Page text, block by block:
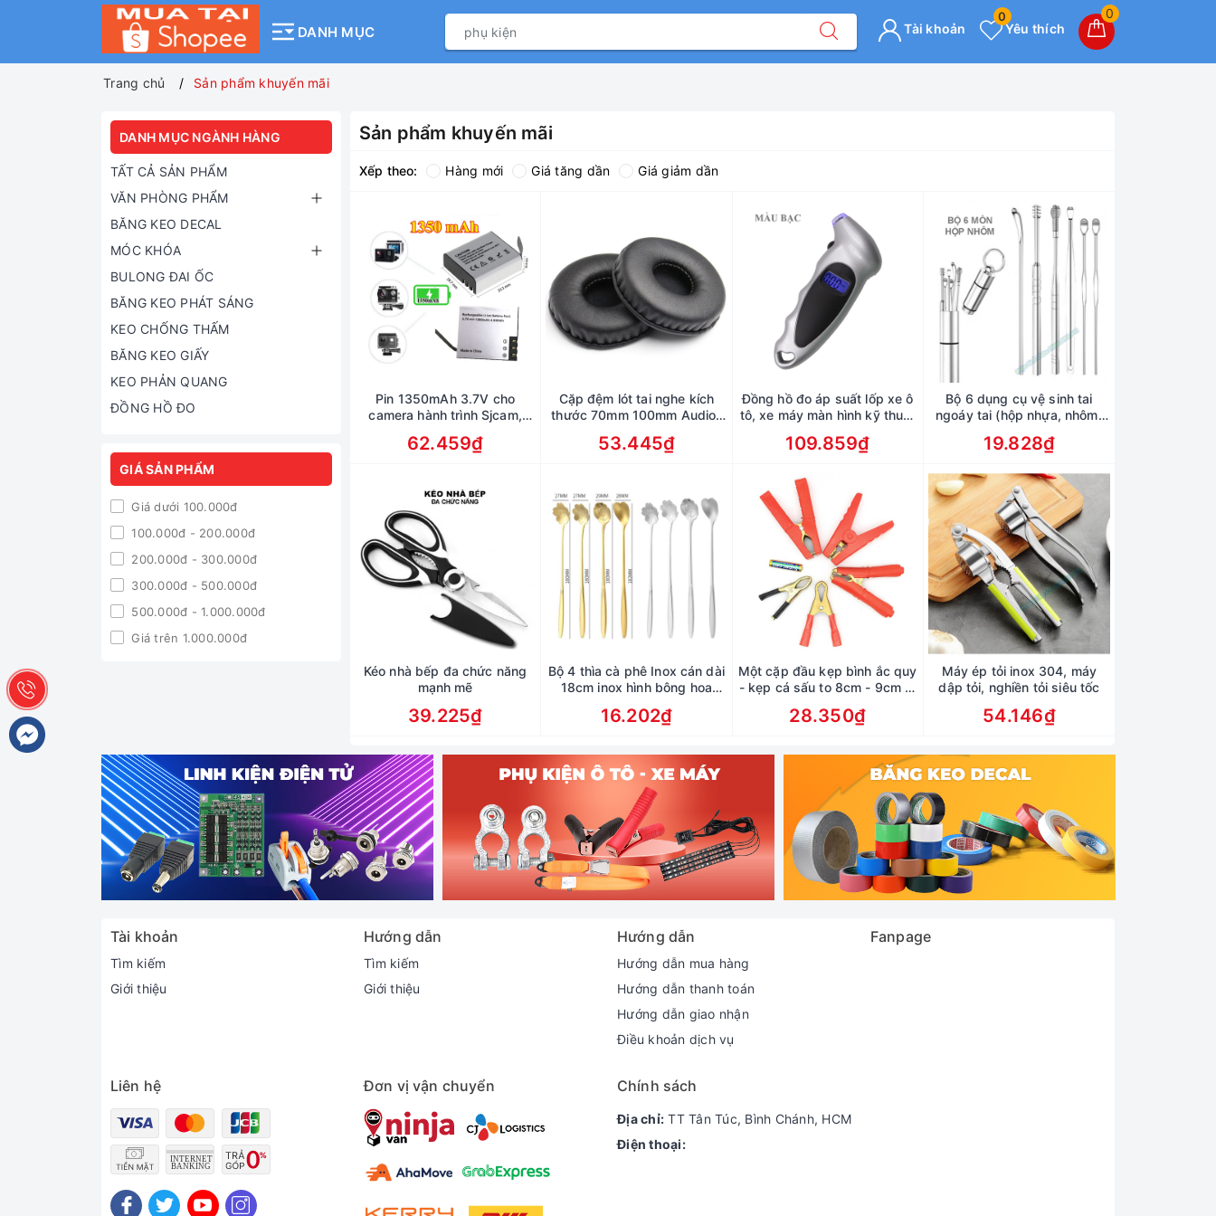
DANH MỤC
0
Yêu thích
0
Tài khoản
Trang chủ Sản phẩm khuyến mãi
DANH MỤC NGÀNH HÀNG
TẤT CẢ SẢN PHẨM
VĂN PHÒNG PHẨM
BĂNG KEO DECAL
MÓC KHÓA
BULONG ĐAI ỐC
BĂNG KEO PHÁT SÁNG
KEO CHỐNG THẤM
BĂNG KEO GIẤY
KEO PHẢN QUANG
ĐỒNG HỒ ĐO
GIÁ SẢN PHẨM
Giá dưới 100.000đ
100.000đ - 200.000đ
200.000đ - 300.000đ
300.000đ - 500.000đ
500.000đ - 1.000.000đ
Giá trên 1.000.000đ
Sản phẩm khuyến mãi
Xếp theo: Hàng mới Giá tăng dần Giá giảm dần
Pin 1350mAh 3.7V cho
camera hành trình Sjcam,
62.459₫
Cặp đệm lót tai nghe kích
thước 70mm 100mm Audio-
da cao cấp - mút tai nghe
53.445₫
Đồng hồ đo áp suất lốp xe ô
tô, xe máy màn hình kỹ thuật
109.859₫
Bộ 6 dụng cụ vệ sinh tai
ngoáy tai (hộp nhựa, nhôm)
thép không gỉ
19.828₫
Kéo nhà bếp đa chức năng
mạnh mẽ
39.225₫
Bộ 4 thìa cà phê Inox cán dài
18cm inox hình bông hoa
16.202₫
Một cặp đầu kẹp bình ắc quy
- kẹp cá sấu to 8cm - 9cm (1
28.350₫
Máy ép tỏi inox 304, máy
dập tỏi, nghiền tỏi siêu tốc
54.146₫
Tài khoản
Tìm kiếm
Giới thiệu
Hướng dẫn
Tìm kiếm
Giới thiệu
Hướng dẫn
Hướng dẫn mua hàng
Hướng dẫn thanh toán
Hướng dẫn giao nhận
Điều khoản dịch vụ
Fanpage
Liên hệ Đơn vị vận chuyển Chính sách
Địa chỉ: TT Tân Túc, Bình Chánh, HCM
Điện thoại: